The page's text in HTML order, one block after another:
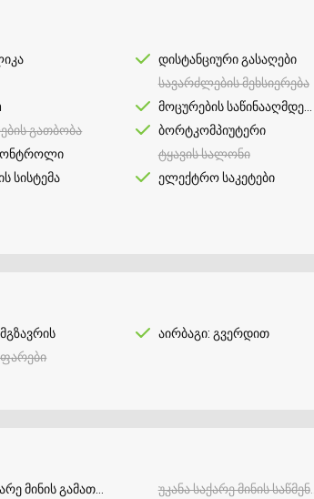
დისტანციური გასაღები
სავარძლების მეხსიერება
მოცურების საწინააღმდეგო
გათბობა
ბორტკომპიუტერი
ტყავის სალონი
სისტემა
ელექტრო საკეტები
აირბაგი: გვერდით
მინის გამათბობელი
უკანა საქარე მინის საწმენდი